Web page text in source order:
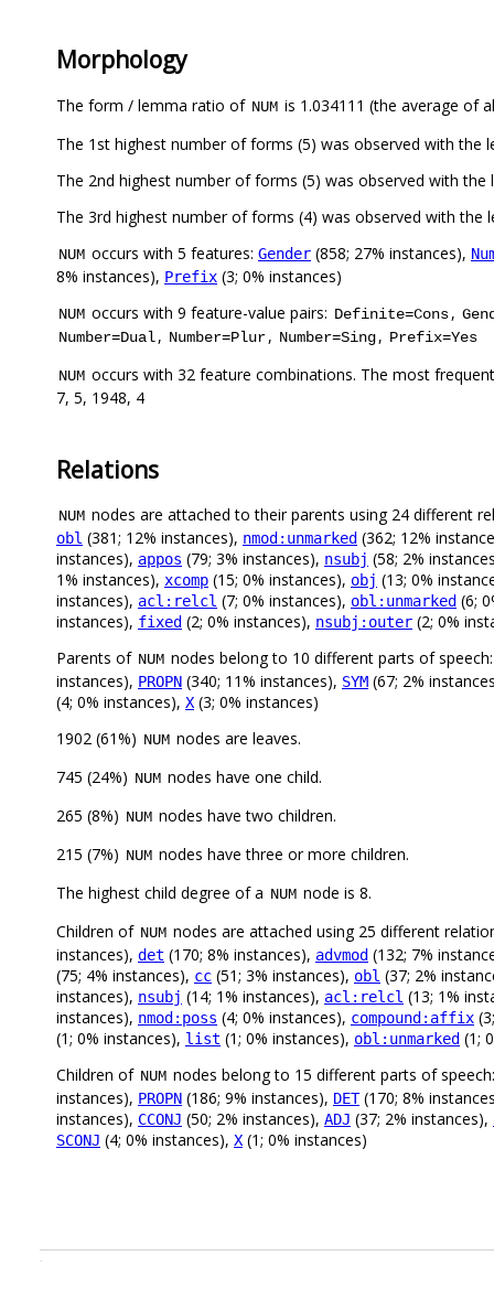
Morphology
The form / lemma ratio of NUM is 1.034111 (the average of
NUM occurs with 5 features: Gender (858; 27% instances),
8% instances), Prefix (3; 0% instances)
NUM occurs with 9 feature-value pairs: Definite=Cons,
Number=Dual, Number=Plur, Number=Sing, Prefix=Yes
NUM occurs with 32 feature combinations. The most
7, 5, 1948, 4
Relations
NUM nodes are attached to their parents using 24 different
obl (381; 12% instances), nmod:unmarked (362; 12%
instances), appos (79; 3% instances), nsubj (58; 2%
1% instances), xcomp (15; 0% instances), obj (13; 0%
instances), acl:relcl (7; 0% instances), obl:unmarked (6;
instances), fixed (2; 0% instances), nsubj:outer (2; 0%
Parents of NUM nodes belong to 10 different parts of
instances), PROPN (340; 11% instances), SYM (67; 2%
(4; 0% instances), X (3; 0% instances)
1902 (61%) NUM nodes are leaves.
745 (24%) NUM nodes have one child.
265 (8%) NUM nodes have two children.
215 (7%) NUM nodes have three or more children.
The highest child degree of a NUM node is 8.
Children of NUM nodes are attached using 25 different
instances), det (170; 8% instances), advmod (132; 7%
(75; 4% instances), cc (51; 3% instances), obl (37; 2%
instances), nsubj (14; 1% instances), acl:relcl (13; 1%
instances), nmod:poss (4; 0% instances), compound:affix
(1; 0% instances), list (1; 0% instances), obl:unmarked (1;
Children of NUM nodes belong to 15 different parts of
instances), PROPN (186; 9% instances), DET(170; 8%
instances), CCONJ (50; 2% instances), ADJ (37; 2% instances),
SCONJ (4; 0% instances), X (1; 0% instances)
.